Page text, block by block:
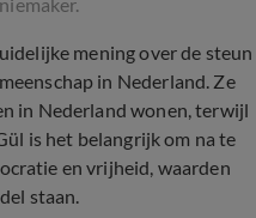
mening over de steun
in Nederland. Ze
in Nederland wonen, terwijl
is het belangrijk om na te
en vrijheid, waarden
staan.